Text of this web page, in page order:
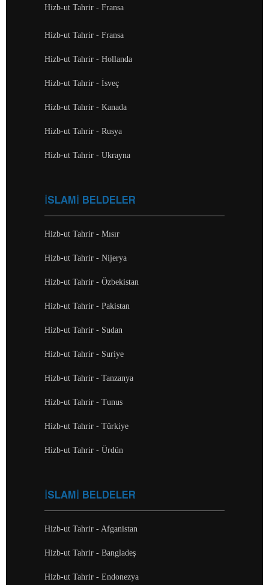
Hizb-ut Tahrir - Fransa
Hizb-ut Tahrir - Fransa
Hizb-ut Tahrir - Hollanda
Hizb-ut Tahrir - İsveç
Hizb-ut Tahrir - Kanada
Hizb-ut Tahrir - Rusya
Hizb-ut Tahrir - Ukrayna
İSLAMİ BELDELER
Hizb-ut Tahrir - Mısır
Hizb-ut Tahrir - Nijerya
Hizb-ut Tahrir - Özbekistan
Hizb-ut Tahrir - Pakistan
Hizb-ut Tahrir - Sudan
Hizb-ut Tahrir - Suriye
Hizb-ut Tahrir - Tanzanya
Hizb-ut Tahrir - Tunus
Hizb-ut Tahrir - Türkiye
Hizb-ut Tahrir - Ürdün
İSLAMİ BELDELER
Hizb-ut Tahrir - Afganistan
Hizb-ut Tahrir - Bangladeş
Hizb-ut Tahrir - Endonezya